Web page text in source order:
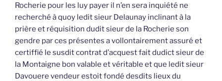
Rocherie pour les luy payer il n’en sera inquiété ne
recherché à quoy ledit sieur Delaunay inclinant à la
prière et réquisition dudit sieur de la Rocherie son
gendre par ces présentes a vollontairement assuré et
certiffié le susdit contrat d’acquest fait dudict sieur de
la Montaigne bon valable et véritable et que ledit sieur
Davouere vendeur estoit fondé desdits lieux du